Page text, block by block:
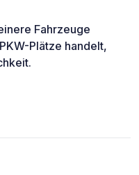
Fahrzeuge
Plätze handelt,